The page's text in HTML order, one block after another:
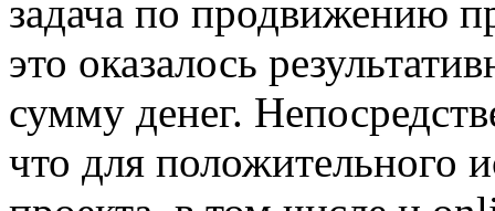
задача по продвижению
это оказалось
сумму денег.
что для положительного